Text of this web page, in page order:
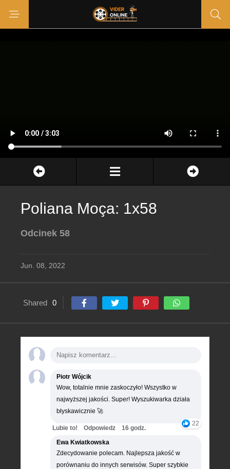
Poliana Moça: 1x58
Odcinek 58
Jun. 08, 2022
Shared 0
Piotr Wójcik
Wow, totalnie mnie zaskoczyło! Wszystko w
najwyższej jakości. Super! Wyszukiwarka działa
błyskawicznie 🚀
22
Lubie to! Odpowiedz
16 godz.
Ewa Kwiatkowska
Zdecydowanie polecam. Najlepsza jakość w
porównaniu do innych serwisów. Super szybkie